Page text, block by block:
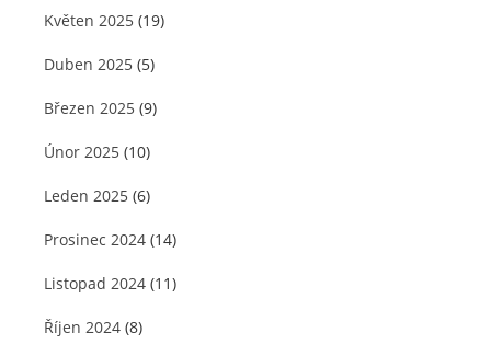
Květen 2025 (19)
Duben 2025 (5)
Březen 2025 (9)
Únor 2025 (10)
Leden 2025 (6)
Prosinec 2024 (14)
Listopad 2024 (11)
Říjen 2024 (8)